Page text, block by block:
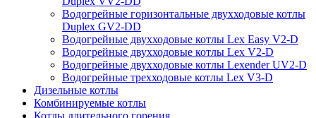
Водогрейные горизонтальные двухходовые котлы
Duplex GV2-DD
Водогрейные двухходовые котлы Lex Easy V2-D
Водогрейные двухходовые котлы Lex V2-D
Водогрейные двухходовые котлы Lexender UV2-D
Водогрейные трехходовые котлы Lex V3-D
Дизельные котлы
Комбинируемые котлы
Котлы длительного горения